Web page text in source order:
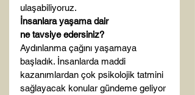
ulaşabiliyoruz.
İnsanlara yaşama dair
ne tavsiye edersiniz?
Aydınlanma çağını yaşamaya
başladık. İnsanlarda maddi
kazanımlardan çok psikolojik tatmini
sağlayacak konular gündeme geliyor